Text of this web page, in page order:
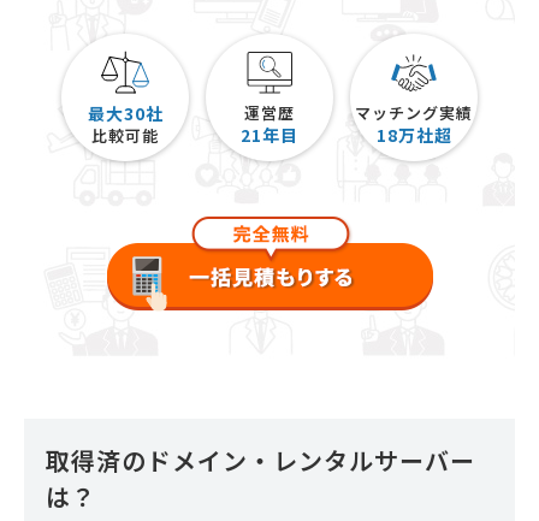
最大30社
比較可能
運営歴
21年目
マッチング実績
18万社超
取得済のドメイン・レンタルサーバー
は？